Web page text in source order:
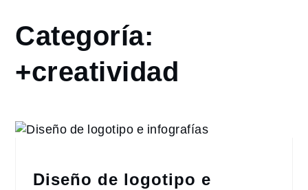
Home
portfolio
Page
Categoría:
+creatividad
Diseño de logotipo e